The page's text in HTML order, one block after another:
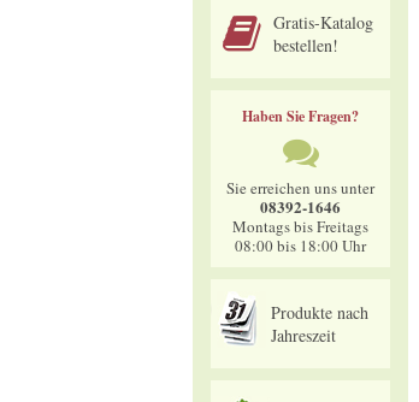
Gratis-Katalog
bestellen!
Haben Sie Fragen?
Sie erreichen uns unter
08392-1646
Montags bis Freitags
08:00 bis 18:00 Uhr
Produkte nach
Jahreszeit